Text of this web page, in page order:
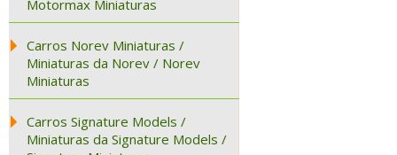
Motormax Miniaturas
Carros Norev Miniaturas /
Miniaturas da Norev / Norev
Miniaturas
Carros Signature Models /
Miniaturas da Signature Models /